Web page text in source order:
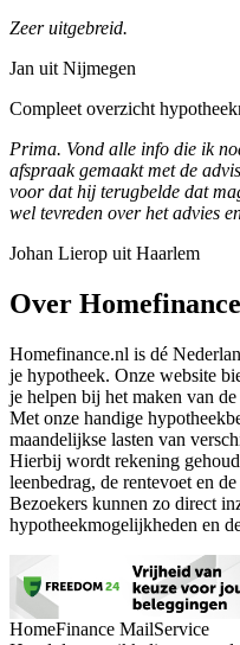
Zeer uitgebreid.
Jan uit Nijmegen
Compleet overzicht
Prima. Vond alle info die ik
afspraak gemaakt met de
voor dat hij terugbelde dat
wel tevreden over het advies
Johan Lierop uit Haarlem
Over Homefinance
Homefinance.nl is dé
je hypotheek. Onze website
je helpen bij het maken van
Met onze handige
maandelijkse lasten van
Hierbij wordt rekening
leenbedrag, de rentevoet en
Bezoekers kunnen zo direct
hypotheekmogelijkheden en
HomeFinance MailService